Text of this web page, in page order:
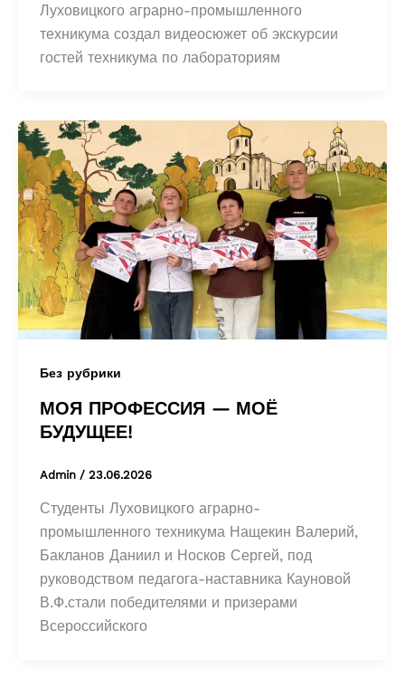
Луховицкого аграрно-промышленного
техникума создал видеосюжет об экскурсии
гостей техникума по лабораториям
Без рубрики
МОЯ ПРОФЕССИЯ — МОЁ
БУДУЩЕЕ!
Admin / 23.06.2026
Студенты Луховицкого аграрно-
промышленного техникума Нащекин Валерий,
Бакланов Даниил и Носков Сергей, под
руководством педагога-наставника Кауновой
В.Ф.стали победителями и призерами
Всероссийского